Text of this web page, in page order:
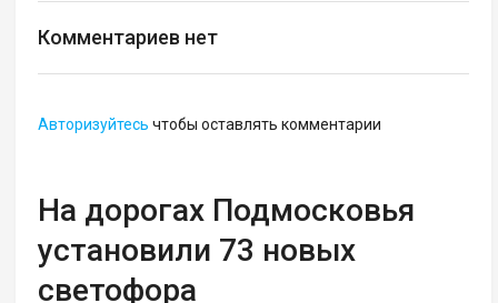
Комментариев нет
Авторизуйтесь чтобы оставлять комментарии
На дорогах Подмосковья
установили 73 новых
светофора